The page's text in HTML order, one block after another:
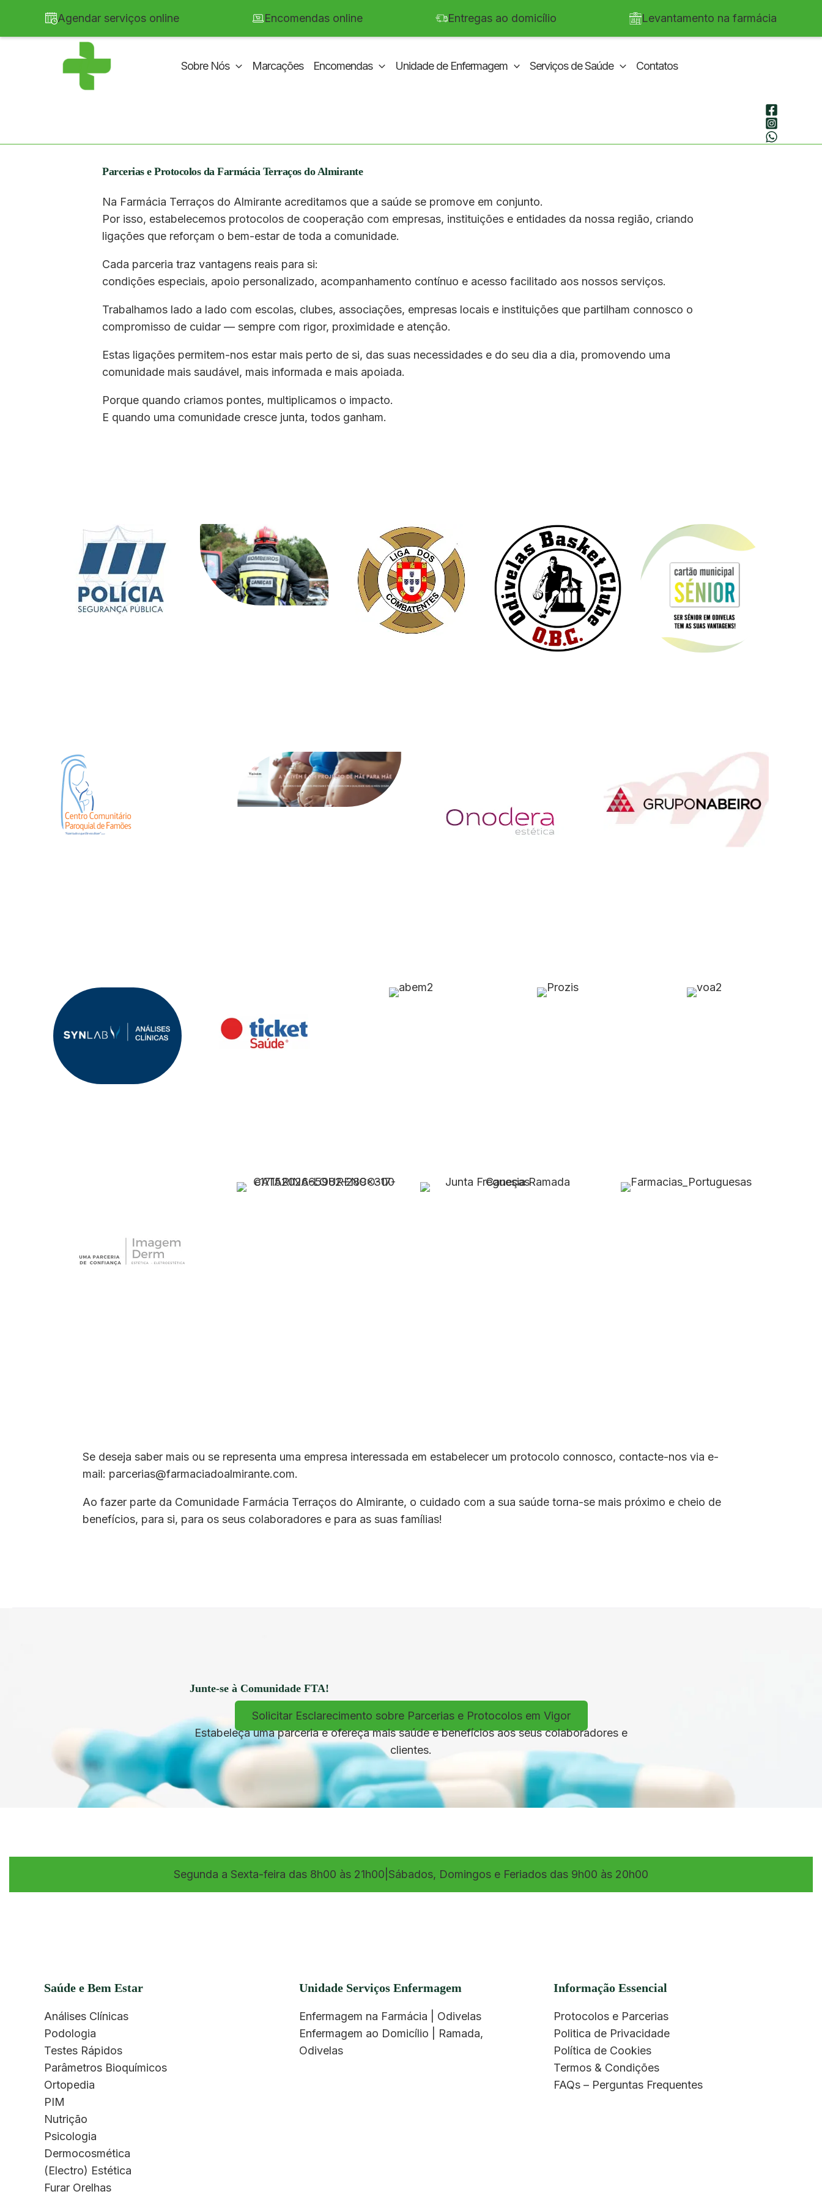
content
Agendar serviços online Encomendas online Entregas ao domicílio Levantamento na farmácia
Sobre Nós Marcações Encomendas Unidade de Enfermagem Serviços de Saúde Contatos
Parcerias e Protocolos da Farmácia Terraços do Almirante
Na Farmácia Terraços do Almirante acreditamos que a saúde se promove em conjunto.
Por isso, estabelecemos protocolos de cooperação com empresas, instituições e entidades da nossa região, criando
ligações que reforçam o bem-estar de toda a comunidade.
Cada parceria traz vantagens reais para si:
condições especiais, apoio personalizado, acompanhamento contínuo e acesso facilitado aos nossos serviços.
Trabalhamos lado a lado com escolas, clubes, associações, empresas locais e instituições que partilham connosco o
compromisso de cuidar — sempre com rigor, proximidade e atenção.
Estas ligações permitem-nos estar mais perto de si, das suas necessidades e do seu dia a dia, promovendo uma
comunidade mais saudável, mais informada e mais apoiada.
Porque quando criamos pontes, multiplicamos o impacto.
E quando uma comunidade cresce junta, todos ganham.
Se deseja saber mais ou se representa uma empresa interessada em estabelecer um protocolo connosco, contacte-nos via e-
mail: parcerias@farmaciadoalmirante.com.
Ao fazer parte da Comunidade Farmácia Terraços do Almirante, o cuidado com a sua saúde torna-se mais próximo e cheio de
benefícios, para si, para os seus colaboradores e para as suas famílias!
Junte-se à Comunidade FTA!
Solicitar Esclarecimento sobre Parcerias e Protocolos em Vigor
Estabeleça uma parceria e ofereça mais saúde e benefícios aos seus colaboradores e
clientes.
Segunda a Sexta-feira das 8h00 às 21h00 Sábados, Domingos e Feriados das 9h00 às 20h00
Saúde e Bem Estar
Análises Clínicas
Podologia
Testes Rápidos
Parâmetros Bioquímicos
Ortopedia
PIM
Nutrição
Psicologia
Dermocosmética
(Electro) Estética
Furar Orelhas
Unidade Serviços Enfermagem
Enfermagem na Farmácia | Odivelas
Enfermagem ao Domicílio | Ramada,
Odivelas
Informação Essencial
Protocolos e Parcerias
Politica de Privacidade
Política de Cookies
Termos & Condições
FAQs – Perguntas Frequentes